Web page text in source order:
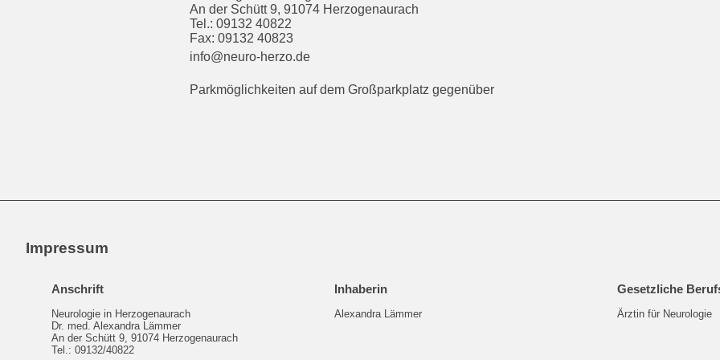
An der Schütt 9, 91074 Herzogenaurach
Tel.: 09132 40822
Fax: 09132 40823
info@neuro-herzo.de
Parkmöglichkeiten auf dem Großparkplatz gegenüber
Impressum
Anschrift
Neurologie in Herzogenaurach
Dr. med. Alexandra Lämmer
An der Schütt 9, 91074 Herzogenaurach
Tel.: 09132/40822
Inhaberin
Alexandra Lämmer
Gesetzliche
Ärztin für Neurologie